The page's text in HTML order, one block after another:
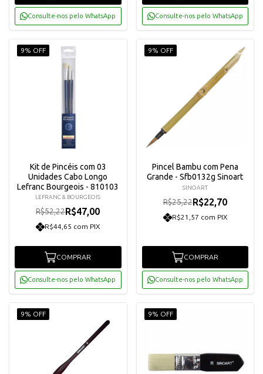
Consulte-nos pelo WhatsApp Consulte-nos pelo WhatsApp
9% OFF
Kit de Pincéis com 03
Unidades Cabo Longo
Lefranc Bourgeois - 810103
LEFRANC & BOURGEOIS
R$52,22R$47,00
R$44,65 com PIX
COMPRAR
Consulte-nos pelo WhatsApp
9% OFF
Pincel Bambu com Pena
Grande - Sfb0132g Sinoart
SINOART
R$25,22R$22,70
R$21,57 com PIX
COMPRAR
Consulte-nos pelo WhatsApp
9% OFF 9% OFF